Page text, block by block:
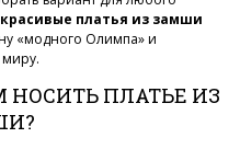
красивые платья из замши
«модного Олимпа» и
НОСИТЬ ПЛАТЬЕ ИЗ